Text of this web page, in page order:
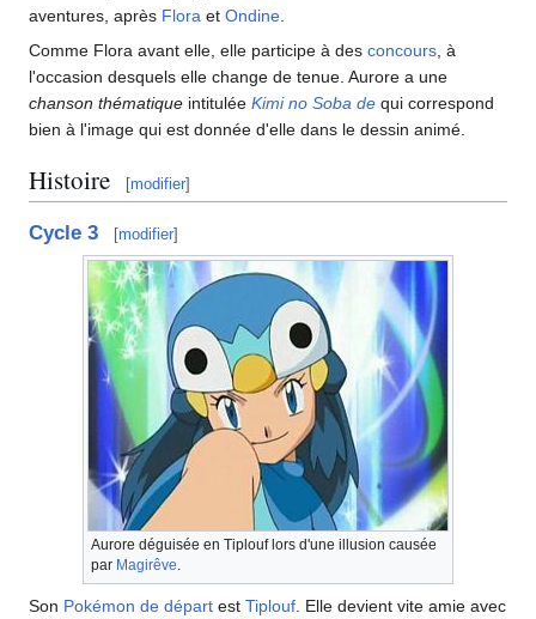
aventures, après Flora et Ondine
Comme Flora avant elle, elle participe à des concours , à
l'occasion desquels elle change de tenue. Aurore a une
chanson thématique intitulée Kimi no Soba de qui correspond
bien à l'image qui est donnée d'elle dans le dessin animé.
Histoire [modifier]
Cycle 3 [modifier]
Aurore déguisée en Tiplouf lors d'une illusion causée
par Magirêve
Son Pokémon de départ est Tiplouf . Elle devient vite amie avec